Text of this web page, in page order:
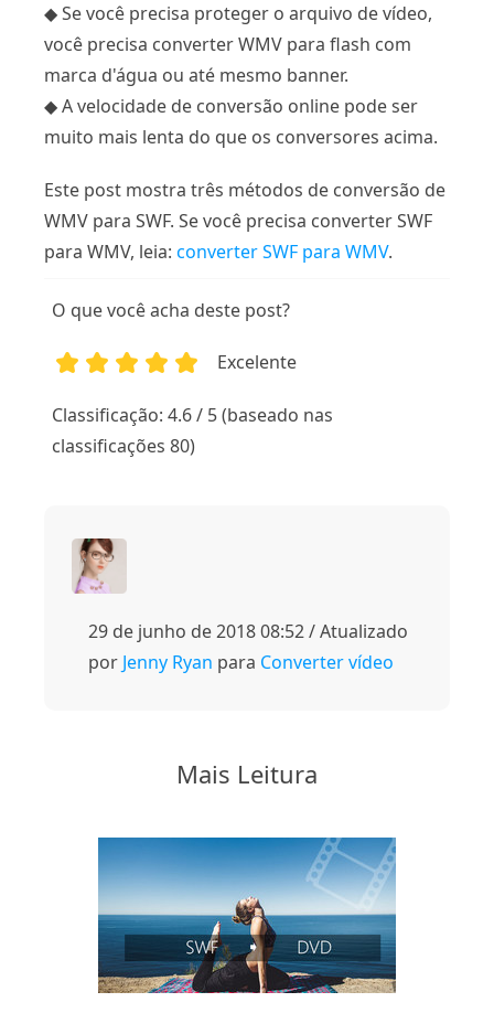
◆ Se você precisa proteger o arquivo de vídeo,
você precisa converter WMV para flash com
marca d'água ou até mesmo banner.
◆ A velocidade de conversão online pode ser
muito mais lenta do que os conversores acima.
Este post mostra três métodos de conversão de
WMV para SWF. Se você precisa converter SWF
para WMV, leia: converter SWF para WMV.
O que você acha deste post?
Excelente
Classificação: 4.6 / 5 (baseado nas
classificações 80)
29 de junho de 2018 08:52 / Atualizado
por Jenny Ryan para Converter vídeo
Mais Leitura